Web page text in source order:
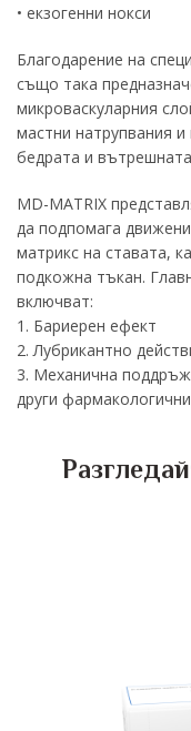
• екзогенни нокси
Благодарение на
също така
микроваскуларния
мастни натрупвания
бедрата и
MD-MATRIX
да подпомага
матрикс на ставата,
подкожна тъкан.
включват:
1. Бариерен ефект
2. Лубрикантно
3. Механична
други